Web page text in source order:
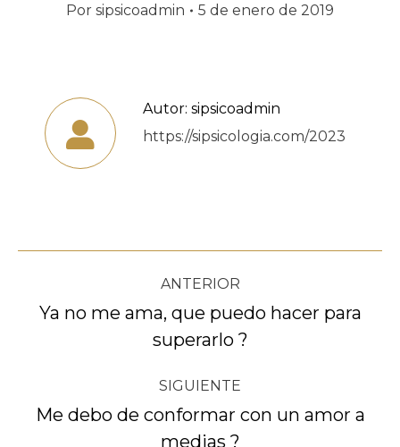
Por sipsicoadmin 5 de enero de 2019
Autor: sipsicoadmin
https://sipsicologia.com/2023
Navegación
entre
publicaciones
ANTERIOR
Publicación
anterior:
Ya no me ama, que puedo hacer para
superarlo ?
SIGUIENTE
Publicación
Me debo de conformar con un amor a
medias ?